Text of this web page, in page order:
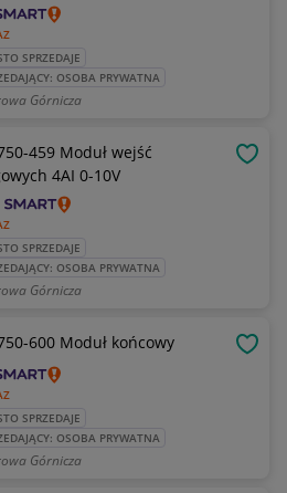
SPRZEDAJE
OSOBA PRYWATNA
Górnicza
459 Moduł wejść
4AI 0-10V
SPRZEDAJE
OSOBA PRYWATNA
Górnicza
600 Moduł końcowy
SPRZEDAJE
OSOBA PRYWATNA
Górnicza